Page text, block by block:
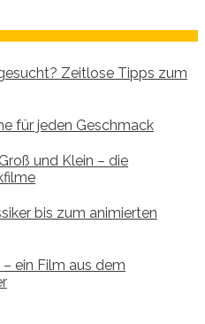
Zeitlose Tipps zum
für jeden Geschmack
und Klein – die
bis zum animierten
ein Film aus dem